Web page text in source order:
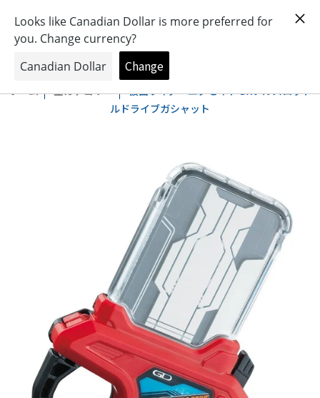
ホーム 全カテゴリー
仮面ライダーエグゼイド DXフルスロット
ルドライブガシャット